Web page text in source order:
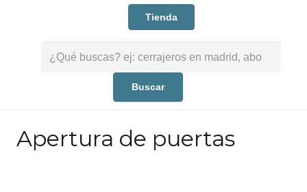
Tienda
Apertura de puertas